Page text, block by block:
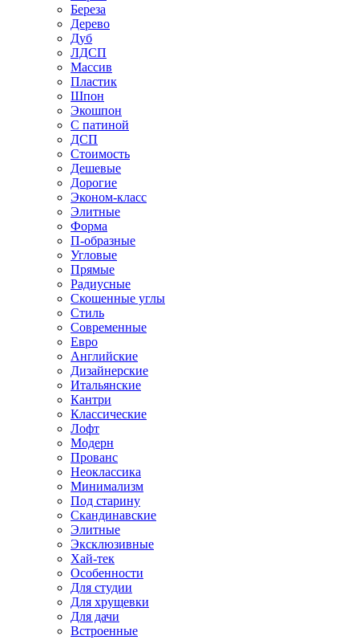
Береза
Дерево
Дуб
ЛДСП
Массив
Пластик
Шпон
Экошпон
С патиной
ДСП
Стоимость
Дешевые
Дорогие
Эконом-класс
Элитные
Форма
П-образные
Угловые
Прямые
Радиусные
Скошенные углы
Стиль
Современные
Евро
Английские
Дизайнерские
Итальянские
Кантри
Классические
Лофт
Модерн
Прованс
Неоклассика
Минимализм
Под старину
Скандинавские
Элитные
Эксклюзивные
Хай-тек
Особенности
Для студии
Для хрущевки
Для дачи
Встроенные